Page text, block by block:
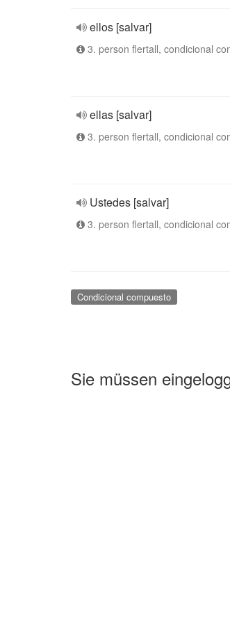
ellos [salvar]
3. person flertall, condicional
ellas [salvar]
3. person flertall, condicional
Ustedes [salvar]
3. person flertall, condicional
Condicional compuesto
Sie müssen